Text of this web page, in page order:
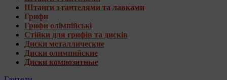
Штанги з гантелями та лавками
Грифи
Грифи олімпійські
Стійки для грифів та дисків
Диски металлические
Диски олимпийские
Диски композитные